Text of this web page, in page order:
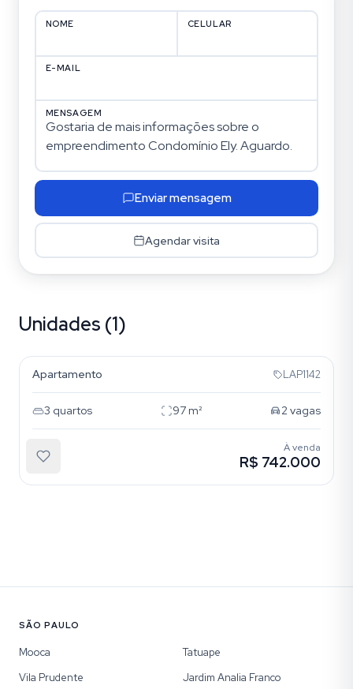
NOME CELULAR
E-MAIL
MENSAGEM
Enviar mensagem
Agendar visita
Unidades (1)
Tatuape
Apartamento LAP1142
3 quartos 97m² 2vagas
À venda
R$ 742.000
SÃO PAULO
Mooca
Tatuape
Vila Prudente
Jardim Analia Franco